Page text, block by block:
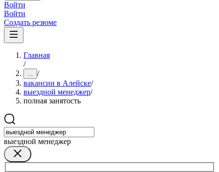
Войти
Войти
Создать резюме
Главная
/
... /
вакансии в Алейске/
выездной менеджер/
полная занятость
выездной менеджер